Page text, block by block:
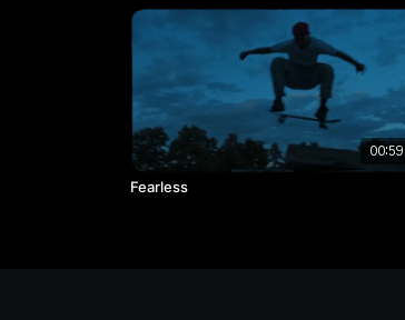
00:59
Fearless